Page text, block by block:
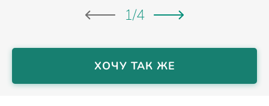
1/4
ХОЧУ ТАК ЖЕ